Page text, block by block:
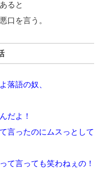
ると
口を言う。
落語の奴、
だよ！
言ったのにムスっとして
って言っても笑わねぇの！